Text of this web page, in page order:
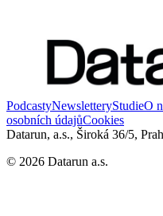
PodcastyNewsletteryStudieO
osobních údajůCookies
Datarun, a.s., Široká 36/5,
© 2026 Datarun a.s.